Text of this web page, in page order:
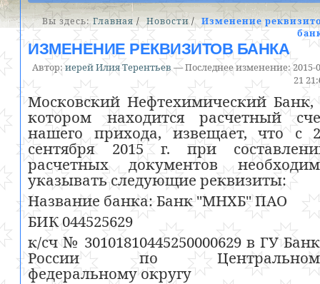
Вы здесь: Главная /Новости /Изменение
ИЗМЕНЕНИЕ РЕКВИЗИТОВ БАНКА
Автор:иерей Илия Терентьев—Последнее изменение:2015-
21
Московский Нефтехимический Банк,
котором находится расчетный
нашего прихода, извещает, что с
сентября 2015 г. при
расчетных документов
указывать следующие реквизиты:
Название банка: Банк "МНХБ" ПАО
БИК 044525629
к/сч № 30101810445250000629 в ГУ
России по
федеральному округу